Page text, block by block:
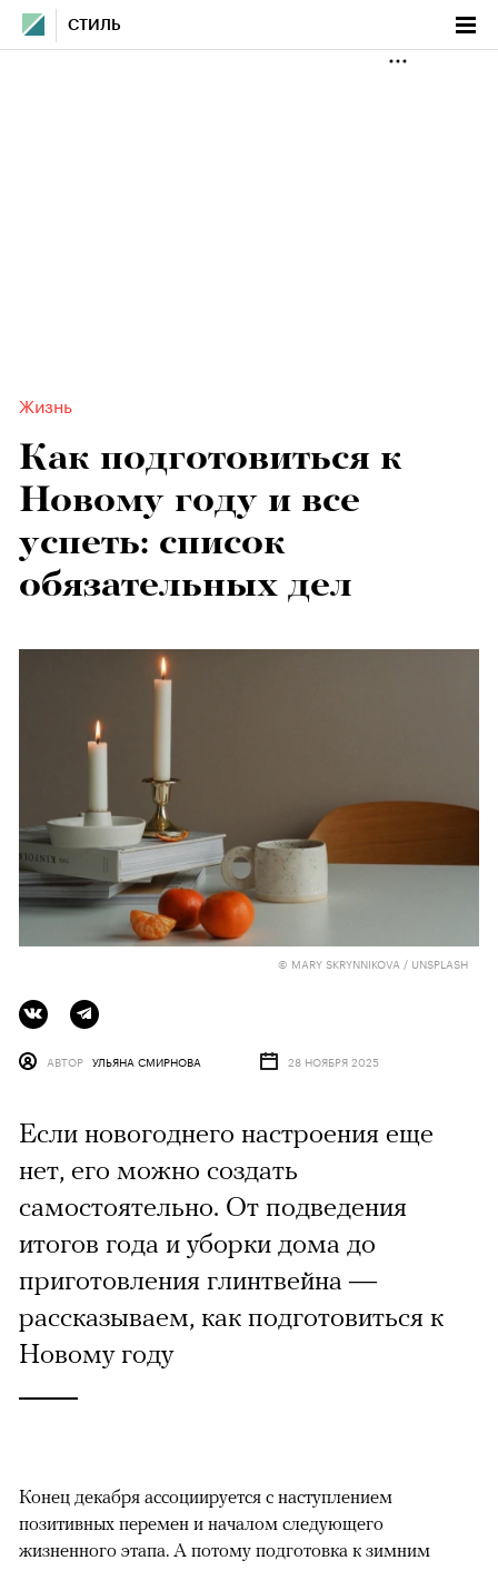
СТИЛЬ
Жизнь
Как подготовиться к
Новому году и все
успеть: список
обязательных дел
© MARY SKRYNNIKOVA / UNSPLASH
АВТОР УЛЬЯНА СМИРНОВА 28 НОЯБРЯ 2025
Если новогоднего настроения еще
нет, его можно создать
самостоятельно. От подведения
итогов года и уборки дома до
приготовления глинтвейна —
рассказываем, как подготовиться к
Новому году
Конец декабря ассоциируется с наступлением
позитивных перемен и началом следующего
жизненного этапа. А потому подготовка к зимним